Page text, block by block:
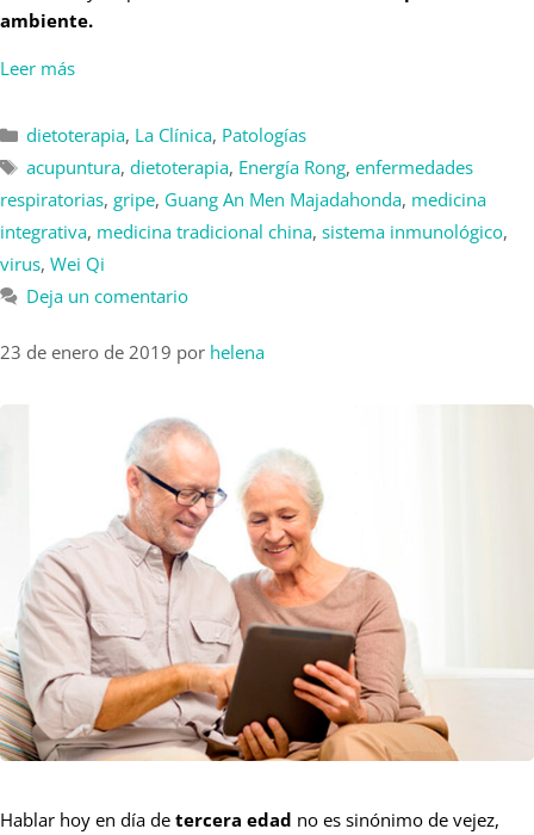
ambiente.
Leer más
dietoterapia, La Clínica, Patologías
acupuntura, dietoterapia, Energía Rong, enfermedades
respiratorias, gripe, Guang An Men Majadahonda, medicina
integrativa, medicina tradicional china, sistema inmunológico,
virus, Wei Qi
Deja un comentario
23 de enero de 2019 por helena
Hablar hoy en día de tercera edad no es sinónimo de vejez,